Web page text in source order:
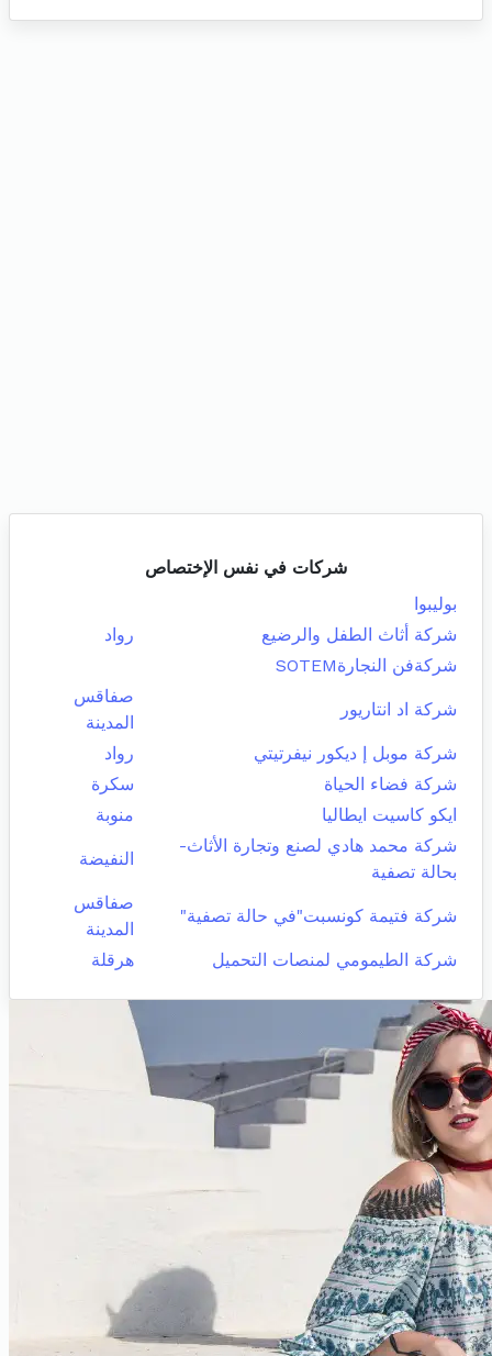
شركات في نفس الإختصاص
بوليبوا
شركة أثاث الطفل والرضيع
رواد
شركةفن النجارةSOTEM
شركة اد انتاريور
صفاقس
المدينة
شركة موبل إ ديكور نيفرتيتي
رواد
شركة فضاء الحياة
سكرة
ايكو كاسيت ايطاليا
منوبة
شركة محمد هادي لصنع وتجارة الأثاث-
بحالة تصفية
النفيضة
شركة فتيمة كونسبت"في حالة تصفية"
صفاقس
المدينة
شركة الطيمومي لمنصات التحميل
هرقلة